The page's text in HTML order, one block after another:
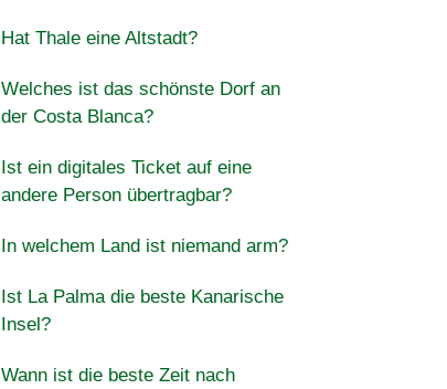
Hat Thale eine Altstadt?
Welches ist das schönste Dorf an
der Costa Blanca?
Ist ein digitales Ticket auf eine
andere Person übertragbar?
In welchem ​​Land ist niemand arm?
Ist La Palma die beste Kanarische
Insel?
Wann ist die beste Zeit nach